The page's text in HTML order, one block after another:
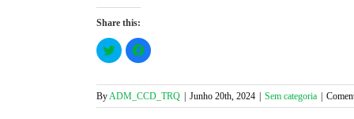
Share this:
Click
to
share
Twitter
(Opens
in
Click
to
Facebook
(Opens
in
ByADM_CCD_TRQ Junho 20th, 2024 Sem categoria